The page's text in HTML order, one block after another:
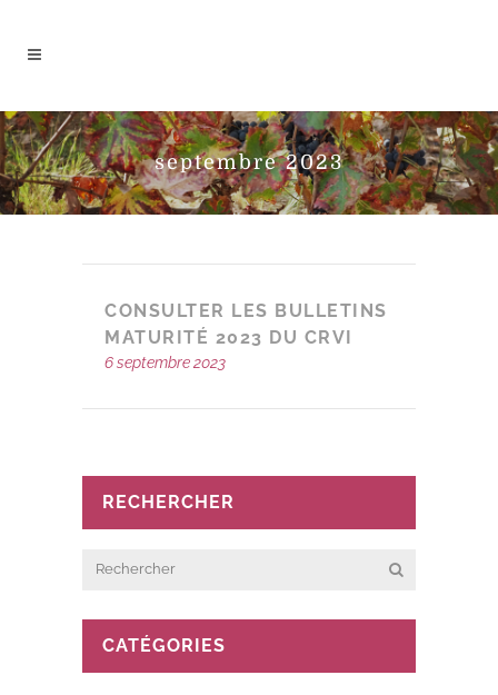
septembre 2023
CONSULTER LES BULLETINS
MATURITÉ 2023 DU CRVI
6 septembre 2023
RECHERCHER
CATÉGORIES